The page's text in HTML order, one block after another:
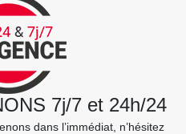
7j/7 et 24h/24
dans l’immédiat, n’hésitez